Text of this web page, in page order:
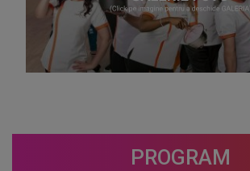
PROGRAM